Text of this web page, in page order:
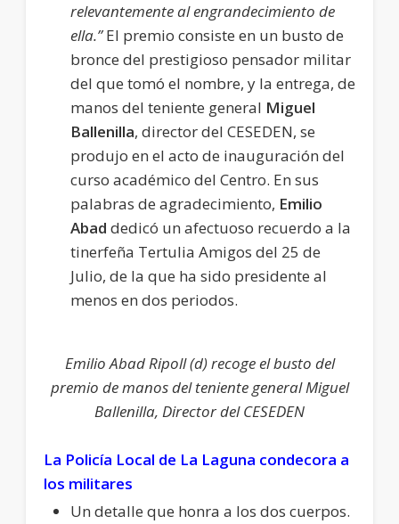
relevantemente al engrandecimiento de
ella.”El premio consiste en un busto de
bronce del prestigioso pensador militar
del que tomó el nombre, y la entrega, de
manos del teniente general Miguel
Ballenilla, director del CESEDEN, se
produjo en el acto de inauguración del
curso académico del Centro. En sus
palabras de agradecimiento, Emilio
Abad dedicó un afectuoso recuerdo a la
tinerfeña Tertulia Amigos del 25 de
Julio, de la que ha sido presidente al
menos en dos periodos.
Emilio Abad Ripoll (d) recoge el busto del
premio de manos del teniente general Miguel
Ballenilla, Director del CESEDEN
La Policía Local de La Laguna condecora a
los militares
Un detalle que honra a los dos cuerpos.